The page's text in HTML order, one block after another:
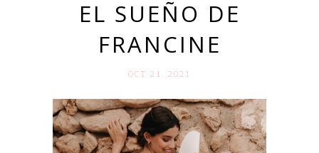
EL SUEÑO DE
FRANCINE
OCT 21. 2021